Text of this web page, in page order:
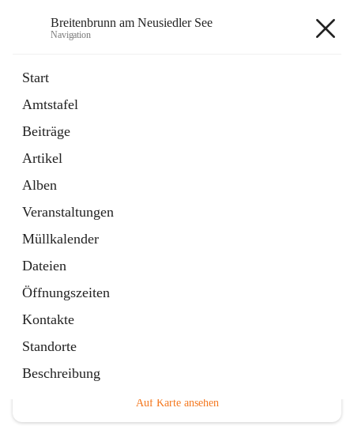
Breitenbrunn am Neusiedler See
Navigation
Start
Amtstafel
Beiträge
Artikel
Alben
Veranstaltungen
Müllkalender
Dateien
Öffnungszeiten
Kontakte
Standorte
Beschreibung
18 Schnellzugriffe
Gemeindeservice
Auf Karte ansehen